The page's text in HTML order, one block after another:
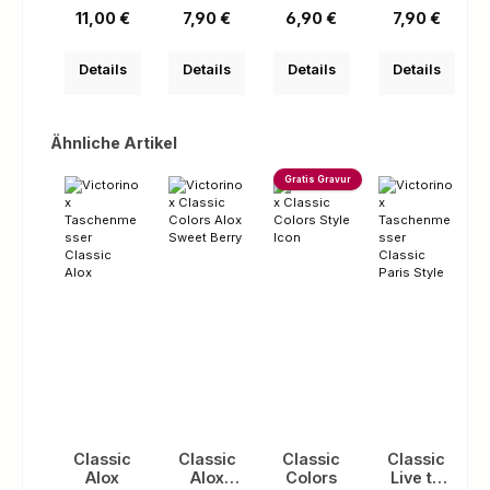
Regulärer Preis:
11,00 €
Details
Regulärer Preis:
7,90 €
Details
Regulärer Preis:
6,90 €
Details
Regulärer
7,90 €
Details
Produktgalerie überspringen
Ähnliche Artikel
Classic
Alox
Classic
Alox
Gratis Gravur
Classic
Colors
Classic
Live to